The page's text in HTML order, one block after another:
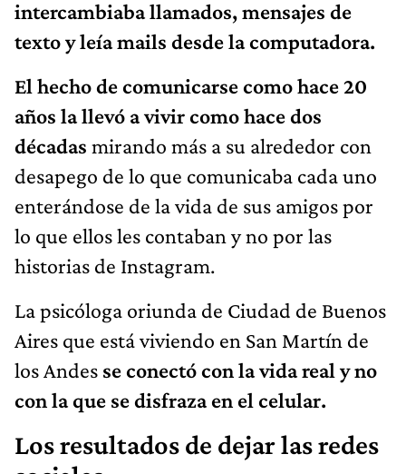
intercambiaba llamados, mensajes de
texto y leía mails desde la computadora.
El hecho de comunicarse como hace 20
años la llevó a vivir como hace dos
décadas mirando más a su alrededor con
desapego de lo que comunicaba cada uno
enterándose de la vida de sus amigos por
lo que ellos les contaban y no por las
historias de Instagram.
La psicóloga oriunda de Ciudad de Buenos
Aires que está viviendo en San Martín de
los Andes se conectó con la vida real y no
con la que se disfraza en el celular.
Los resultados de dejar las redes